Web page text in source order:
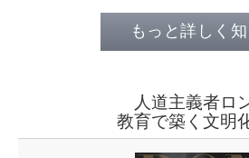
もっと詳しく
人道主義者ロ
教育で築く文明